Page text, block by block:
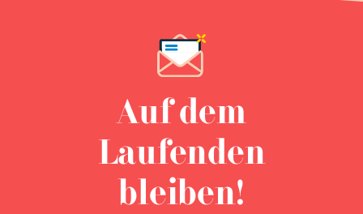
Auf dem
Laufenden
bleiben!